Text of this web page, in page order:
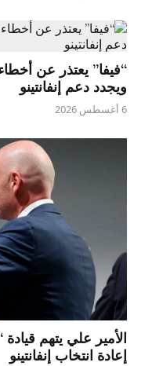
“فيفا” يعتذر عن
ويجدد دعم إنفانتينو
6 أغسطس 2026
الأمير علي يتهم
إعادة انتخاب إنفانتينو